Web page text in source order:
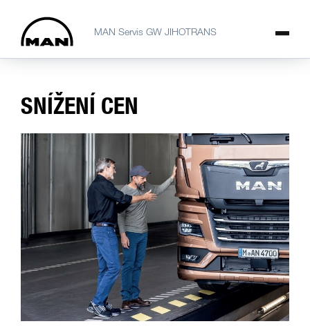
MAN Servis GW JIHOTRANS
SNÍŽENÍ CEN